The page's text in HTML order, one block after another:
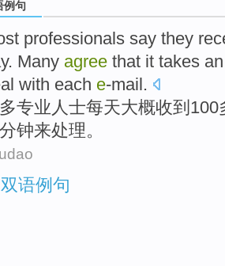
例句
professionals say they
. Many agree that it takes
with each e-mail .
专业人士每天大概收到 100
分钟来处理。
语例句